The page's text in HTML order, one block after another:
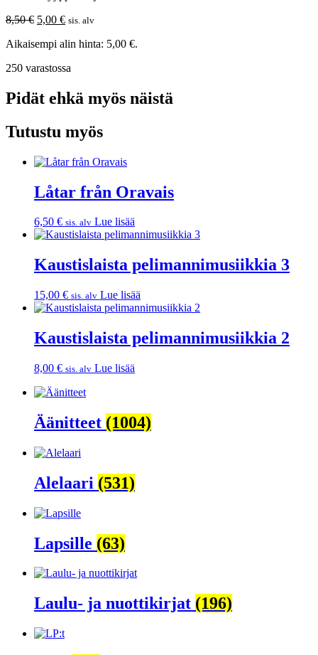
8,50€ Alkuperäinen
oli:
5,00 €Nykyinen
on:
sis. alv
Aikaisempi alin hinta: 5,00 €.
250 varastossa
Pidät ehkä myös näistä
Tutustu myös
Låtar från Oravais
6,50 € sis. alv Lue lisää
Kaustislaista pelimannimusiikkia 3
15,00 € sis. alv Lue lisää
Kaustislaista pelimannimusiikkia 2
8,00 € sis. alv Lue lisää
Äänitteet (1004)
Alelaari (531)
Lapsille (63)
Laulu- ja nuottikirjat (196)